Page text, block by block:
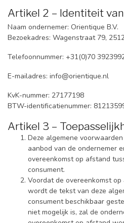
Artikel 2 – Identiteit
Naam ondernemer: Orientique B.V.
Bezoekadres: Wagenstraat 79,
Telefoonnummer: +31(0)70
E-mailadres: info@orientique.nl
KvK-nummer: 27177198
BTW-identificatienummer:
Artikel 3 –
Deze algemene
aanbod van de ondernemer
overeenkomst op afstand
consument.
Voordat de overeenkomst
wordt de tekst van deze
consument beschikbaar
niet mogelijk is, zal de